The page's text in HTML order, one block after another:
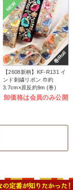
NEW
巻/Roll
【2608新柄】KF-R131 イ
ンド刺繍リボン 巾約
3.7cm×原反約9m (巻)
卸価格は会員のみ公開